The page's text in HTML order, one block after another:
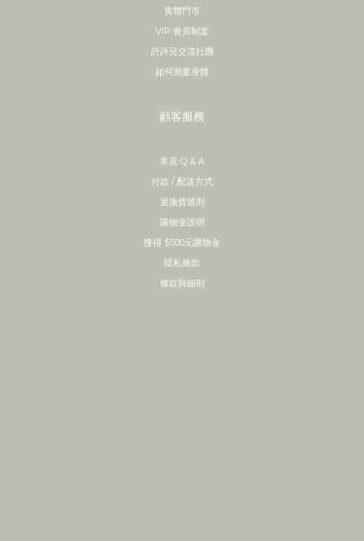
實體門市
VIP 會員制度
許許兒交流社團
如何測量身體
顧客服務
常見 Q & A
付款 / 配送方式
退換貨規則
購物金說明
獲得 $500元購物金
隱私條款
條款與細則